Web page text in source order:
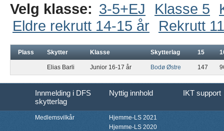
Velg klasse: 3-5+EJ Klasse 5
Eldre rekrutt 14-15 år
Rekrutt
Plass Skytter Klasse Skytterlag 15
Elias Barli Junior 16-17 år Bodø Østre 147
Innmelding i DFS
skytterlag
Nyttig innhold IKT support
Medlemsvilkår
Hjemme-LS 2021
Hjemme-LS 2020